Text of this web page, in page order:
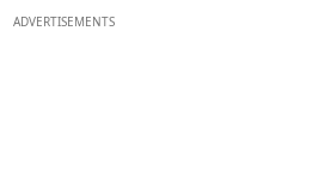
ADVERTISEMENTS